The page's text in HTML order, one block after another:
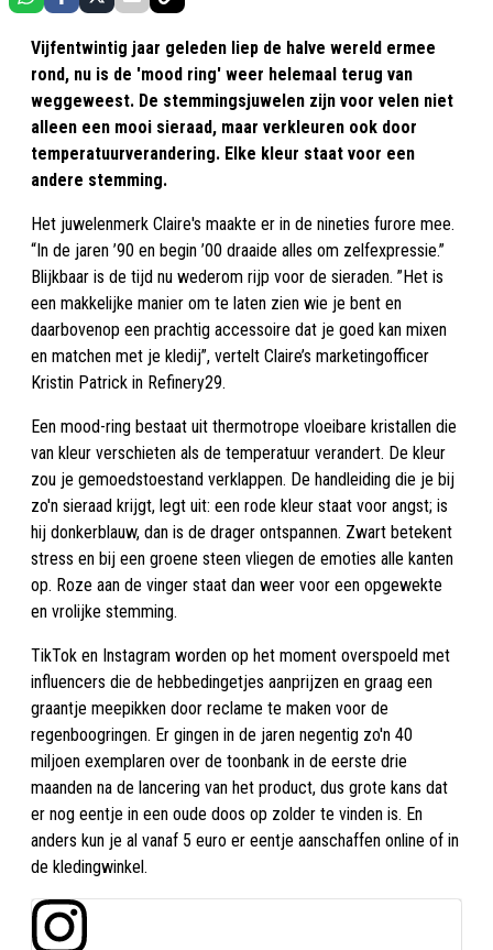
Vijfentwintig jaar geleden liep de halve wereld ermee
rond, nu is de 'mood ring' weer helemaal terug van
weggeweest. De stemmingsjuwelen zijn voor velen niet
alleen een mooi sieraad, maar verkleuren ook door
temperatuurverandering. Elke kleur staat voor een
andere stemming.
Het juwelenmerk Claire's maakte er in de nineties furore mee.
“In de jaren ’90 en begin ’00 draaide alles om zelfexpressie.”
Blijkbaar is de tijd nu wederom rijp voor de sieraden. ”Het is
een makkelijke manier om te laten zien wie je bent en
daarbovenop een prachtig accessoire dat je goed kan mixen
en matchen met je kledij”, vertelt Claire’s marketingofficer
Kristin Patrick in Refinery29.
Een mood-ring bestaat uit thermotrope vloeibare kristallen die
van kleur verschieten als de temperatuur verandert. De kleur
zou je gemoedstoestand verklappen. De handleiding die je bij
zo'n sieraad krijgt, legt uit: een rode kleur staat voor angst; is
hij donkerblauw, dan is de drager ontspannen. Zwart betekent
stress en bij een groene steen vliegen de emoties alle kanten
op. Roze aan de vinger staat dan weer voor een opgewekte
en vrolijke stemming.
TikTok en Instagram worden op het moment overspoeld met
influencers die de hebbedingetjes aanprijzen en graag een
graantje meepikken door reclame te maken voor de
regenboogringen. Er gingen in de jaren negentig zo'n 40
miljoen exemplaren over de toonbank in de eerste drie
maanden na de lancering van het product, dus grote kans dat
er nog eentje in een oude doos op zolder te vinden is. En
anders kun je al vanaf 5 euro er eentje aanschaffen online of in
de kledingwinkel.